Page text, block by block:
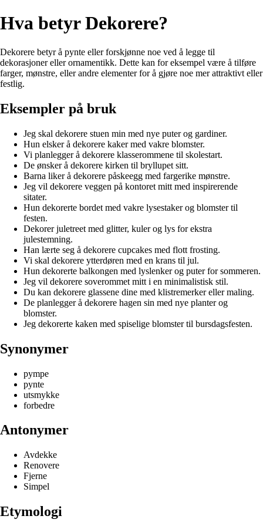
Hva betyr Dekorere?
Dekorere betyr å pynte eller forskjønne noe ved å legge til
dekorasjoner eller ornamentikk. Dette kan for eksempel være å tilføre
farger, mønstre, eller andre elementer for å gjøre noe mer attraktivt eller
festlig.
Eksempler på bruk
Jeg skal dekorere stuen min med nye puter og gardiner.
Hun elsker å dekorere kaker med vakre blomster.
Vi planlegger å dekorere klasserommene til skolestart.
De ønsker å dekorere kirken til bryllupet sitt.
Barna liker å dekorere påskeegg med fargerike mønstre.
Jeg vil dekorere veggen på kontoret mitt med inspirerende
sitater.
Hun dekorerte bordet med vakre lysestaker og blomster til
festen.
Dekorer juletreet med glitter, kuler og lys for ekstra
julestemning.
Han lærte seg å dekorere cupcakes med flott frosting.
Vi skal dekorere ytterdøren med en krans til jul.
Hun dekorerte balkongen med lyslenker og puter for sommeren.
Jeg vil dekorere soverommet mitt i en minimalistisk stil.
Du kan dekorere glassene dine med klistremerker eller maling.
De planlegger å dekorere hagen sin med nye planter og
blomster.
Jeg dekorerte kaken med spiselige blomster til bursdagsfesten.
Synonymer
pympe
pynte
utsmykke
forbedre
Antonymer
Avdekke
Renovere
Fjerne
Simpel
Etymologi